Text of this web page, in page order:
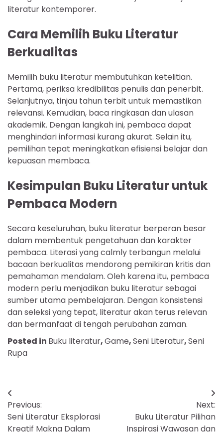
literatur kontemporer.
Cara Memilih Buku Literatur
Berkualitas
Memilih buku literatur membutuhkan ketelitian.
Pertama, periksa kredibilitas penulis dan penerbit.
Selanjutnya, tinjau tahun terbit untuk memastikan
relevansi. Kemudian, baca ringkasan dan ulasan
akademik. Dengan langkah ini, pembaca dapat
menghindari informasi kurang akurat. Selain itu,
pemilihan tepat meningkatkan efisiensi belajar dan
kepuasan membaca.
Kesimpulan Buku Literatur untuk
Pembaca Modern
Secara keseluruhan, buku literatur berperan besar
dalam membentuk pengetahuan dan karakter
pembaca. Literasi yang calmly terbangun melalui
bacaan berkualitas mendorong pemikiran kritis dan
pemahaman mendalam. Oleh karena itu, pembaca
modern perlu menjadikan buku literatur sebagai
sumber utama pembelajaran. Dengan konsistensi
dan seleksi yang tepat, literatur akan terus relevan
dan bermanfaat di tengah perubahan zaman.
Posted in Buku literatur,Game,Seni Literatur,Seni
Rupa
Navigasi
pos
Previous:
Seni Literatur Eksplorasi
Kreatif Makna Dalam
Next:
Buku Literatur Pilihan
Inspirasi Wawasan dan